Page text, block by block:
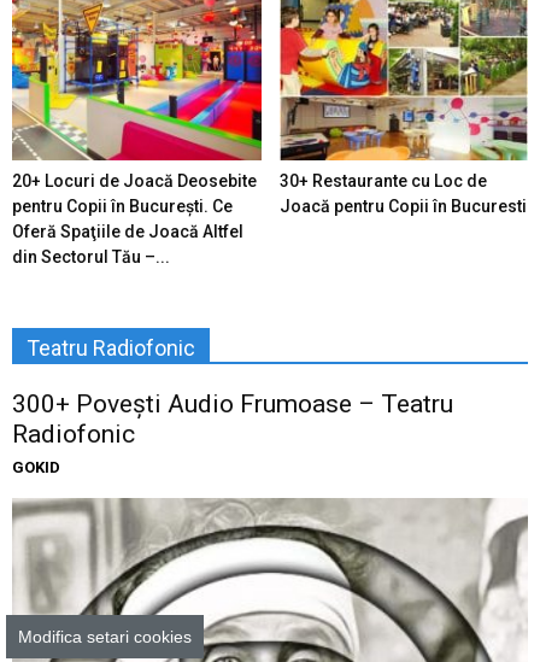
20+ Locuri de Joacă Deosebite
pentru Copii în Bucureşti. Ce
Oferă Spaţiile de Joacă Altfel
din Sectorul Tău –...
30+ Restaurante cu Loc de
Joacă pentru Copii în Bucuresti
Teatru Radiofonic
300+ Povești Audio Frumoase – Teatru
Radiofonic
GOKID
Modifica setari cookies